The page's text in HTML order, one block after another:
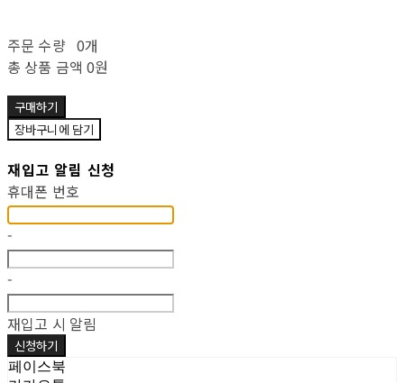
주문 수량 0개
총 상품 금액 0원
구매하기
장바구니에 담기
재입고 알림 신청
휴대폰 번호
-
-
재입고 시 알림
신청하기
페이스북